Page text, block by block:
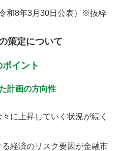
和8年3月30日公表）※抜粋
策定について
イント
計画の方向性
に上昇していく状況が続く
経済のリスク要因が金融市